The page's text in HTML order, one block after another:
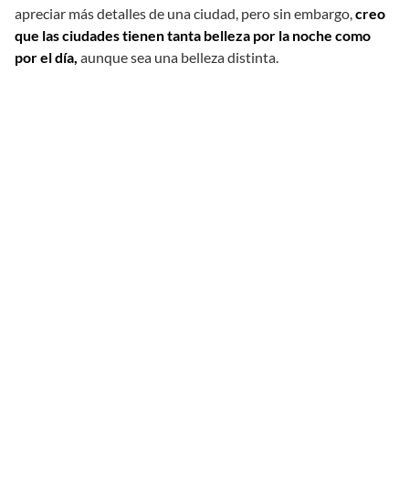
apreciar más detalles de una ciudad, pero sin embargo,creo
que las ciudades tienen tanta belleza por la noche como
por el día, aunque sea una belleza distinta.